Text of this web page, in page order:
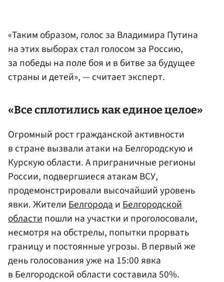
«Таким образом, голос за Владимира Путина
на этих выборах стал голосом за Россию,
за победы на поле боя и в битве за будущее
страны и детей», — считает эксперт.
«Все сплотились как единое целое»
Огромный рост гражданской активности
в стране вызвали атаки на Белгородскую и
Курскую области. А приграничные регионы
России, подвергшиеся атакам ВСУ,
продемонстрировали высочайший уровень
явки. Жители Белгорода и Белгородской
области пошли на участки и проголосовали,
несмотря на обстрелы, попытки прорвать
границу и постоянные угрозы. В первый же
день голосования уже на 15:00 явка
в Белгородской области составила 50%.